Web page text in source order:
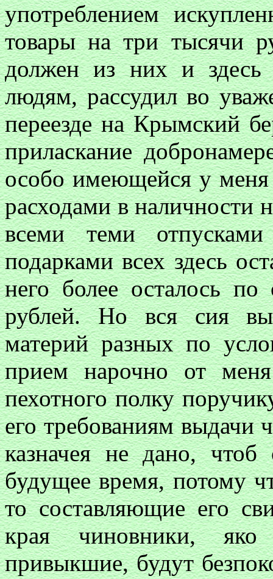
употреблением
товары на три тысячи
должен из них и здесь
людям, рассудил во
переезде на Крымский
приласкание
особо имеющейся у меня
расходами в наличности
всеми теми
подарками всех здесь
него более осталось по
рублей. Но вся сия
материй разных по
прием нарочно от меня
пехотного полку
его требованиям выдачи
казначея не дано, чтоб
будущее время, потому
то составляющие его
края чиновники, яко
привыкшие, будут